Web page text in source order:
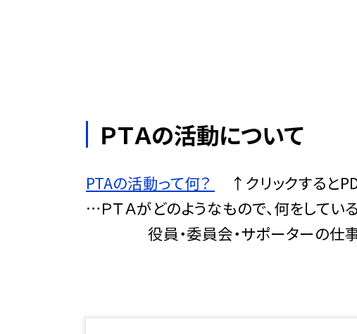
ＰＴＡの活動について
PTAの活動って何？
↑クリックすると
…ＰＴＡがどのようなもので、何をして
役員・委員会・サポーターの仕事が